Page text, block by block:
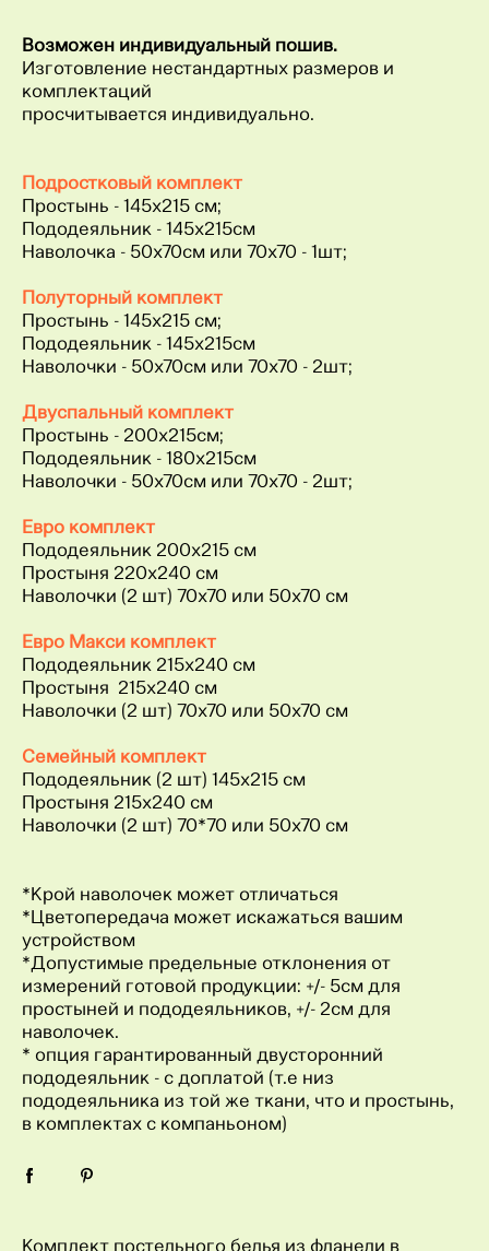
Возможен индивидуальный пошив.
Изготовление нестандартных размеров и
комплектаций
просчитывается индивидуально.
Подростковый комплект
Простынь - 145х215 см;
Пододеяльник - 145х215см
Наволочка - 50х70см или 70х70 - 1шт;
Полуторный комплект
Простынь - 145х215 см;
Пододеяльник - 145х215см
Наволочки - 50х70см или 70х70 - 2шт;
Двуспальный комплект
Простынь - 200х215см;
Пододеяльник - 180х215см
Наволочки - 50х70см или 70х70 - 2шт;
Евро комплект
Пододеяльник 200x215 см
Простыня 220x240 см
Наволочки (2 шт) 70x70 или 50х70 см
Евро Макси комплект
Пододеяльник 215x240 см
Простыня 215x240 см
Наволочки (2 шт) 70x70 или 50х70 см
Семейный комплект
Пододеяльник (2 шт) 145x215 см
Простыня 215x240 см
Наволочки (2 шт) 70*70 или 50х70 см
*Крой наволочек может отличаться
*Цветопередача может искажаться вашим
устройством
*Допустимые предельные отклонения от
измерений готовой продукции: +/- 5см для
простыней и пододеяльников, +/- 2см для
наволочек.
* опция гарантированный двусторонний
пододеяльник - с доплатой (т.е низ
пододеяльника из той же ткани, что и простынь,
в комплектах с компаньоном)
Комплект постельного белья из фланели в